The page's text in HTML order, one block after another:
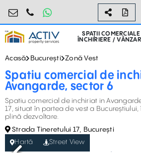
retail@activpropertyservices.ro
0730.000.076
SPAȚII COMERCIALE
ÎNCHIRIERE /
Acasă București Zonă Vest
Spatiu comercial de
Avangarde, sector 6
Spatiu comercial de inchiriat in
17, situat în partea de vest a
plină dezvoltare.
Strada Tineretului 17, București
Hartă
Street View